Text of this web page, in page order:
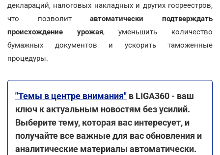
деклараций, налоговых накладных и других госреестров,
что позволитавтоматически подтверждать
происхождение урожая, уменьшить количество
бумажных документов и ускорить таможенные
процедуры.
"Темы в центре внимания" в LIGA360 - ваш
ключ к актуальным новостям без усилий.
Выберите тему, которая вас интересует, и
получайте все важные для вас обновления и
аналитические материалы автоматически.